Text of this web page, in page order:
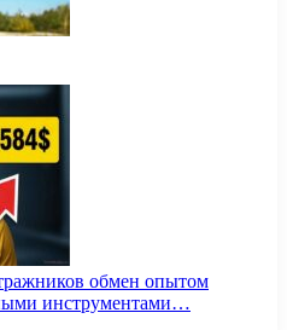
обмен опытом
инструментами…